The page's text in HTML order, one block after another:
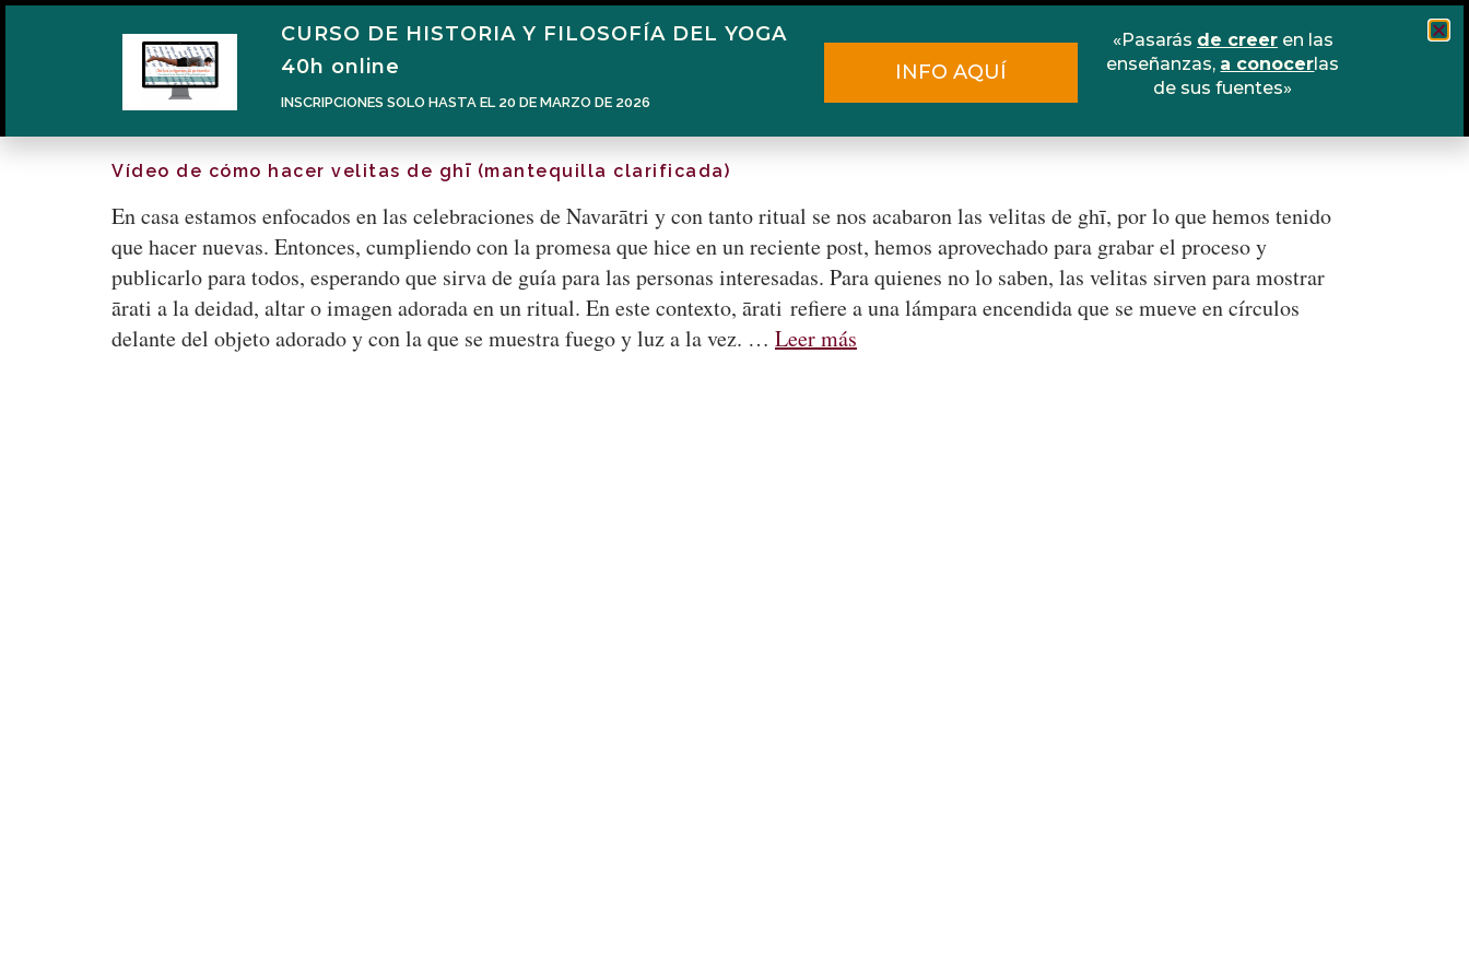
Narén Herrero Blog Cursos Escuela online
Vídeo de cómo hacer velitas de ghī (mantequilla clarificada)
En casa estamos enfocados en las celebraciones de Navarātri y con tanto ritual se nos acabaron las velitas de ghī, por lo que hemos tenido
que hacer nuevas. Entonces, cumpliendo con la promesa que hice en un reciente post, hemos aprovechado para grabar el proceso y
publicarlo para todos, esperando que sirva de guía para las personas interesadas. Para quienes no lo saben, las velitas sirven para mostrar
ārati a la deidad, altar o imagen adorada en un ritual. En este contexto, ārati refiere a una lámpara encendida que se mueve en círculos
delante del objeto adorado y con la que se muestra fuego y luz a la vez. … Leer más
CURSO DE HISTORIA Y FILOSOFÍA DEL YOGA
40h online
INSCRIPCIONES SOLO HASTA EL 20 DE MARZO DE 2026
INFO AQUÍ
«Pasarás de creeren las
enseñanzas, a conocerlas
de sus fuentes»